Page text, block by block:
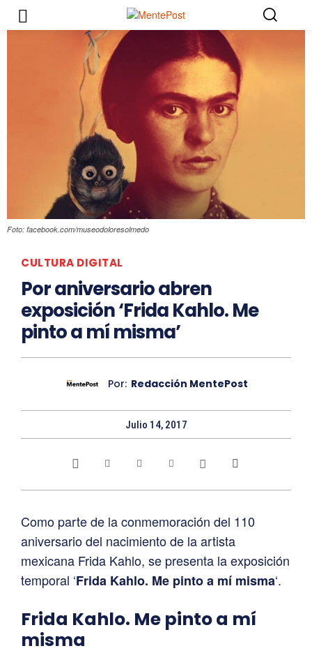
Foto: facebook.com/museodoloresolmedo
CULTURA DIGITAL
Por aniversario abren
exposición ‘Frida Kahlo. Me
pinto a mí misma’
Por: Redacción MentePost
Julio 14, 2017
Como parte de la conmemoración del 110
aniversario del nacimiento de la artista
mexicana Frida Kahlo, se presenta la exposición
temporal ‘Frida Kahlo. Me pinto a mí misma‘.
Frida Kahlo. Me pinto a mí
misma